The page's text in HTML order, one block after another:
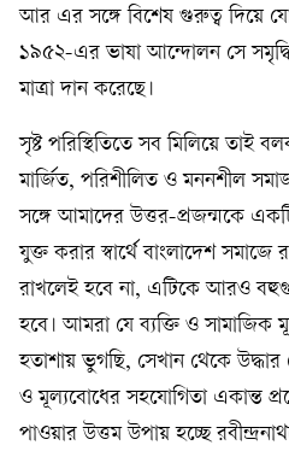
আর এর সঙ্গে বিশেষ গুরুত্ব দিয়ে
১৯৫২-এর ভাষা আন্দোলন সে
মাত্রা দান করেছে।
সৃষ্ট পরিস্থিতিতে সব মিলিয়ে তাই
মার্জিত, পরিশীলিত ও মননশীল
সঙ্গে আমাদের উত্তর-প্রজন্মকে একটি
যুক্ত করার স্বার্থে বাংলাদেশ সমাজে
রাখলেই হবে না, এটিকে আরও
হবে। আমরা যে ব্যক্তি ও সামাজিক
হতাশায় ভুগছি, সেখান থেকে উদ্ধার
ও মূল্যবোধের সহযোগিতা একান্ত
পাওয়ার উত্তম উপায় হচ্ছে